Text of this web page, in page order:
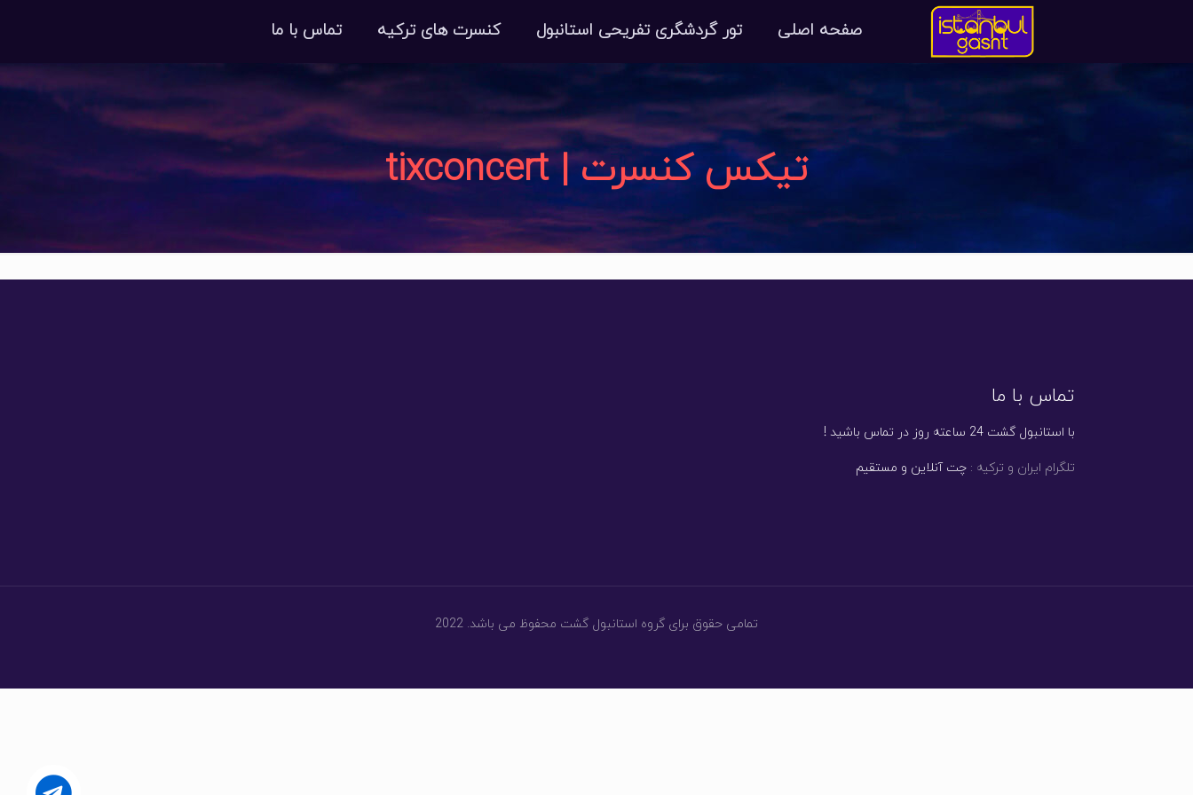
صفحه اصلی تور گردشگری تفریحی استانبول کنسرت های ترکیه تماس با ما
تیکس کنسرت | tixconcert
تماس با ما
با استانبول گشت 24 ساعته روز در تماس باشید !
تلگرام ایران و ترکیه : چت آنلاین و مستقیم
تمامی حقوق برای گروه استانبول گشت محفوظ می باشد. 2022